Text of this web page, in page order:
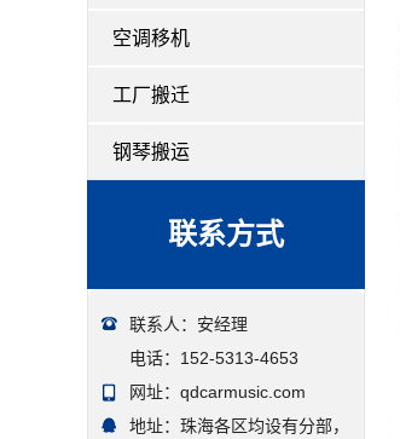
空调移机
工厂搬迁
钢琴搬运
联系方式
联系人：安经理
电话：152-5313-4653
网址：qdcarmusic.com
地址：珠海各区均设有分部，